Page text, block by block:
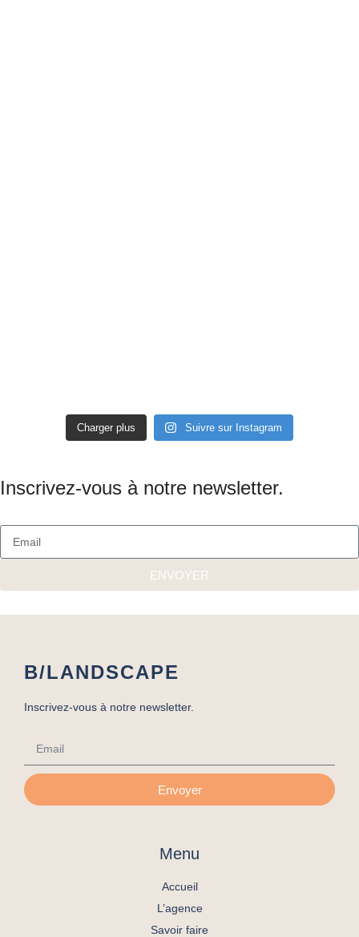
Charger plus Suivre sur Instagram
Inscrivez-vous à notre newsletter.
ENVOYER
B/LANDSCAPE
Inscrivez-vous à notre newsletter.
Envoyer
Menu
Accueil
L’agence
Savoir faire